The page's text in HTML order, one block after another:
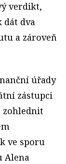
verdikt,
dát dva
a zároveň
úřady
zástupci
zohlednit
ve sporu
Alena